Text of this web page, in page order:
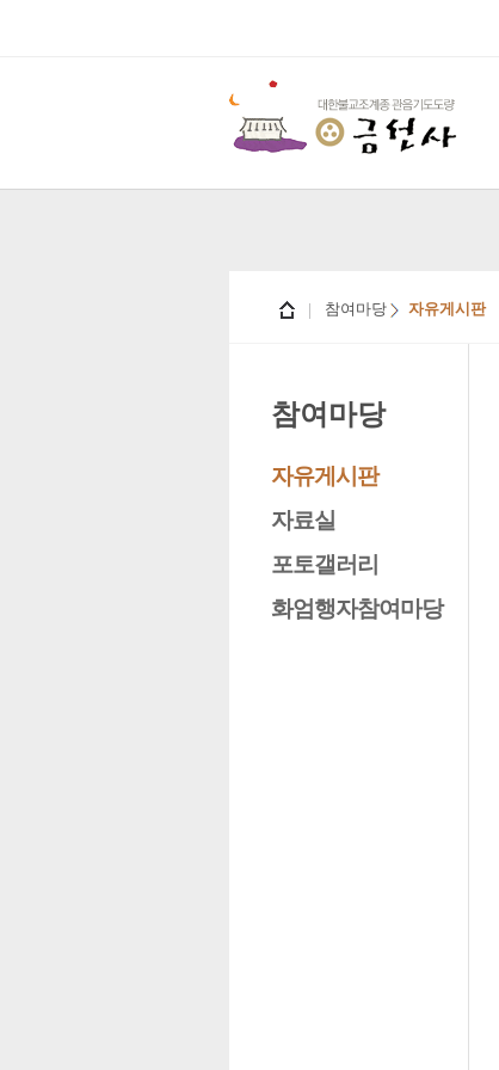
참여마당 자유게시판
참여마당
자유게시판
자료실
포토갤러리
화엄행자참여마당